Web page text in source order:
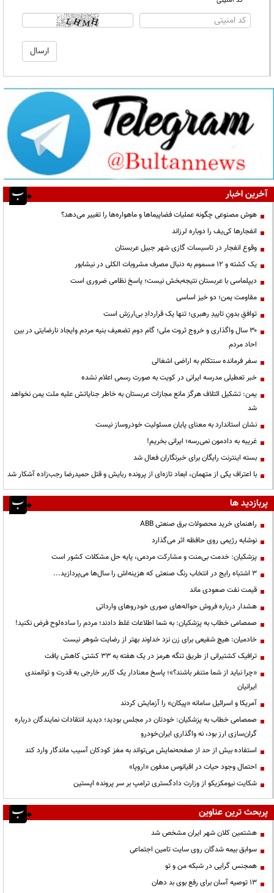
آخرین اخبار
هوش مصنوعی چگونه عملیات فضاپیماها و ماهواره‌ها را تغییر می‌دهد؟
انفجارها کی‌یف را دوباره لرزاند
وقوع انفجار در تاسیسات گازی شهر جبیل عربستان
یک کشته و ۱۲ مسموم به دنبال مصرف مشروبات الکلی در نیشابور
دیپلماسی با عربستان نتیجه‌بخش نیست؛ پاسخ نظامی ضروری است
مقاومت یمن؛ دو خیز اساسی
توافقِ بدونِ تاییدِ رهبری؛ تنها یک قراردادِ بی‌ارزش است
۳۰ سال واگذاری و خروج ثروت ملی؛ گام دوم تضعیف بنیه مردم وایجاد نارضایتی در بین
احاد مردم
سفر فرمانده سنتکام به اراضی اشغالی
خبر تعطیلی مدرسه ایرانی در کویت به صورت رسمی اعلام نشده
یمن: تشکیل ائتلاف هرگز مانع مجازات عربستان به خاطر جنایاتش علیه ملت یمن نخواهد
شد
نشان استاندارد به معنای پایان مسئولیت خودروساز نیست
غریبه به دادمون نمی‌رسه؛ ایرانی بخریم!
بسته اینترنت رایگان برای خبرنگاران فعال شد
با اعتراف یکی از متهمان، ابعاد تازه‌ای از پرونده ربایش و قتل حمیدرضا رجب‌زاده آشکار شد
پربازدید ها
راهنمای خرید محصولات برق صنعتی ABB
نوشابه رژیمی روی حافظه اثر می‌گذارد
پزشکیان: خدمت بی‌منت و مشارکت مردمی، پایه حل مشکلات کشور است
3 اشتباه رایج در انتخاب رنگ صنعتی که هزینه‌اش را سال‌ها می‌پردازید...
قیمت نفت صعودی ماند
هشدار درباره فروش حواله‌های صوری خودروهای وارداتی
صمصامی خطاب به پزشکیان: به شما اطلاعات غلط دادند؛ مردم را ساده‌لوح فرض نکنید!
خادمیان: هیچ شفیعی برای زن نزد خداوند بهتر از رضایت شوهر نیست
ترافیک کشتیرانی از طریق تنگه هرمز در یک هفته به ۳۳ کشتی کاهش یافت
«چرا نباید از شما متنفر باشند؟»؛ پاسخ معنادار یک کاربر خارجی به قدرت و توانمندی
ایرانیان
آمریکا و اسرائیل سامانه «پیکان» را آزمایش کردند
صمصامی خطاب به پزشکیان: خودتان در مجلس بودید؛ دیدید انتقادات نمایندگان درباره
گران‌سازی ارز بود، نه واگذاری ایران‌خودرو
استفاده بیش از حد از صفحه‌نمایش می‌تواند به مغز کودکان آسیب ماندگار وارد کند
احتمال وجود حیات در اقیانوس مدفون «اروپا»
شکایت نیومکزیکو از وزارت دادگستری ترامپ بر سر پرونده اپستین
پربحث ترین عناوین
هشتمین کلان شهر ایران مشخص شد
سوابق بیمه شدگان روی سایت تامین اجتماعی
همجنس گرایی در شبکه من و تو
13 توصیه آسان برای رفع بوی بد دهان